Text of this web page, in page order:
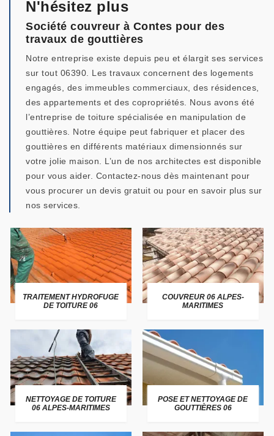
N'hésitez plus
Société couvreur à Contes pour des
travaux de gouttières
Notre entreprise existe depuis peu et élargit ses services
sur tout 06390. Les travaux concernent des logements
engagés, des immeubles commerciaux, des résidences,
des appartements et des copropriétés. Nous avons été
l’entreprise de toiture spécialisée en manipulation de
gouttières. Notre équipe peut fabriquer et placer des
gouttières en différents matériaux dimensionnés sur
votre jolie maison. L’un de nos architectes est disponible
pour vous aider. Contactez-nous dès maintenant pour
vous procurer un devis gratuit ou pour en savoir plus sur
nos services.
TRAITEMENT HYDROFUGE
DE TOITURE 06
COUVREUR 06 ALPES-
MARITIMES
NETTOYAGE DE TOITURE
06 ALPES-MARITIMES
POSE ET NETTOYAGE DE
GOUTTIÈRES 06